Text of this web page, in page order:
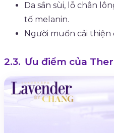
Da sần sùi, lỗ chân
tố melanin.
Người muốn cải thiện
Ưu điểm của